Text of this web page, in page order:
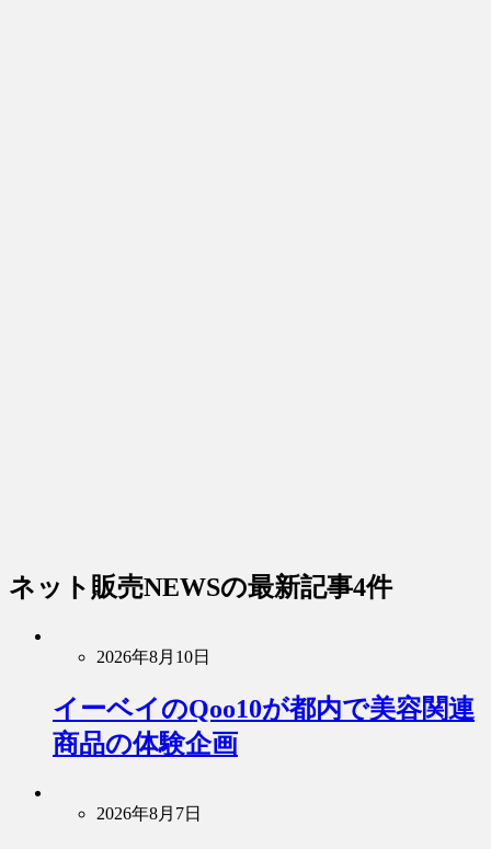
ネット販売NEWSの最新記事4件
2026年8月10日
イーベイのQoo10が都内で美容関連
商品の体験企画
2026年8月7日